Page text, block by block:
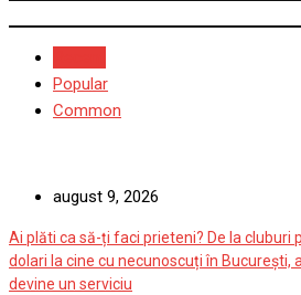
Popular
Common
august 9, 2026
Ai plăti ca să-ți faci prieteni? De la cluburi
dolari la cine cu necunoscuți în București,
devine un serviciu